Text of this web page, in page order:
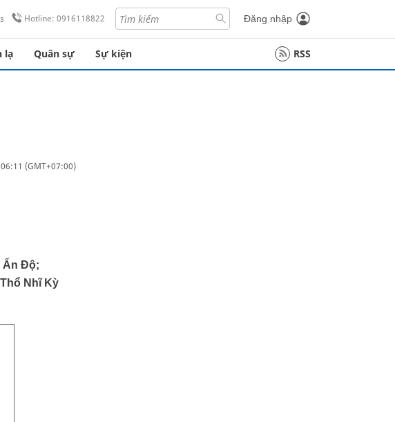
Hotline: 0916118822 Đăng nhập
lạ Quân sự Sự kiện RSS
(GMT+07:00)
Ấn Độ;
Nhĩ Kỳ